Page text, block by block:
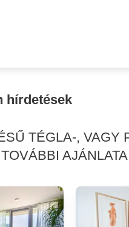
hírdetések
TÉGLA-, VAGY